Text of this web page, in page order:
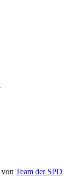
von Team der SPD